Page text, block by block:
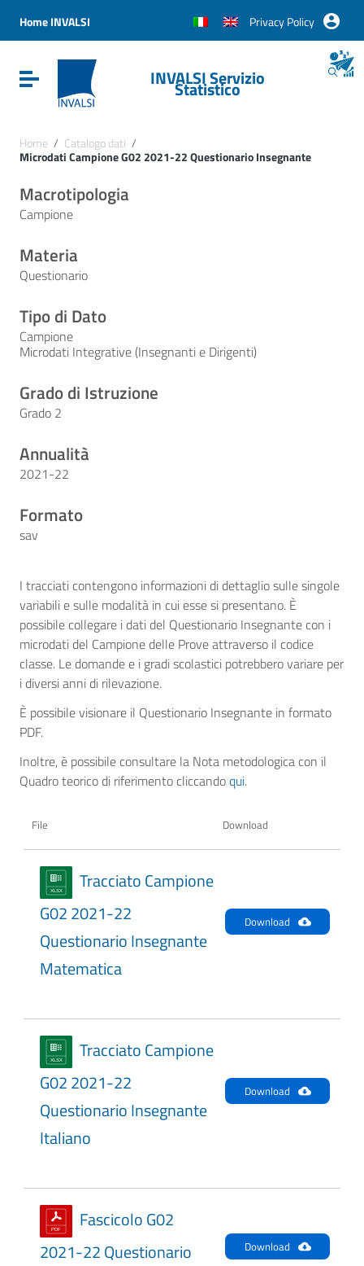
Vai al menu di navigazione
Vai al footer
Home INVALSI Privacy Policy
Attiva / disattiva la navigazioneINVALSI Servizio
Statistico
Home / Catalogo dati /
Microdati Campione G02 2021-22 Questionario Insegnante
Macrotipologia
Campione
Materia
Questionario
Tipo di Dato
Campione
Microdati Integrative (Insegnanti e Dirigenti)
Grado di Istruzione
Grado 2
Annualità
2021-22
Formato
sav
I tracciati contengono informazioni di dettaglio sulle singole
variabili e sulle modalità in cui esse si presentano. È
possibile collegare i dati del Questionario Insegnante con i
microdati del Campione delle Prove attraverso il codice
classe. Le domande e i gradi scolastici potrebbero variare per
i diversi anni di rilevazione.
È possibile visionare il Questionario Insegnante in formato
PDF.
Inoltre, è possibile consultare la Nota metodologica con il
Quadro teorico di riferimento cliccandoqui.
File Download
Tracciato Campione
G02 2021-22
Questionario Insegnante
Matematica
Download
Tracciato Campione
G02 2021-22
Questionario Insegnante
Italiano
Download
Fascicolo G02
2021-22 Questionario
Download